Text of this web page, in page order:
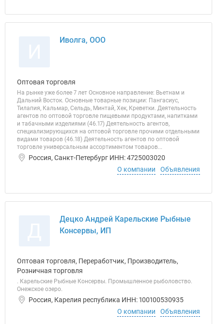
Иволга, ООО
Оптовая торговля
На рынке уже более 7 лет Основное направление: Вьетнам и
Дальний Восток. Основные товарные позиции: Пангасиус,
Тилапия, Кальмар, Сельдь, Минтай, Хек, Креветки. Деятельность
агентов по оптовой торговле пищевыми продуктами, напитками
и табачными изделиями (46.17) Деятельность агентов,
специализирующихся на оптовой торговле прочими отдельными
видами товаров (46.18) Деятельность агентов по оптовой
торговле универсальным ассортиментом товаров...
Россия, Санкт-Петербург ИНН: 4725003020
О компании
Объявления
Децко Андрей Карельские Рыбные
Консервы, ИП
Оптовая торговля, Переработчик, Производитель,
Розничная торговля
. Карельские Рыбные Консервы. Промышленное рыболовство.
Онежское озеро.
Россия, Карелия республика ИНН: 100100530935
О компании
Объявления